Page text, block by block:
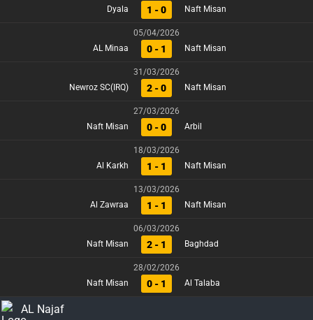
Dyala
1 - 0 Naft Misan
05/04/2026
AL Minaa
0 - 1 Naft Misan
31/03/2026
Newroz SC(IRQ)
2 - 0 Naft Misan
27/03/2026
Naft Misan
0 - 0 Arbil
18/03/2026
Al Karkh
1 - 1 Naft Misan
13/03/2026
Al Zawraa
1 - 1 Naft Misan
06/03/2026
Naft Misan
2 - 1 Baghdad
28/02/2026
Naft Misan
0 - 1 Al Talaba
AL Najaf